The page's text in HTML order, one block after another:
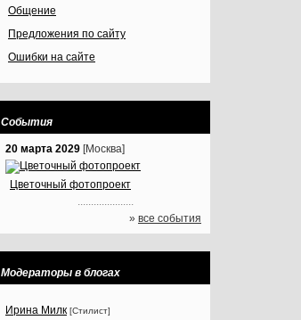
Общение
Предложения по сайту
Ошибки на сайте
События
20 марта 2029 [Москва]
Цветочный фотопроект
.....................
» все события
Модераторы в блогах
Ирина Милк [Стилист]